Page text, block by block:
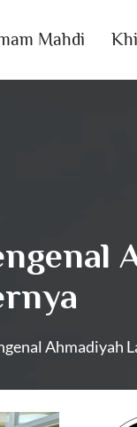
Mahdi
Ahmadiyah